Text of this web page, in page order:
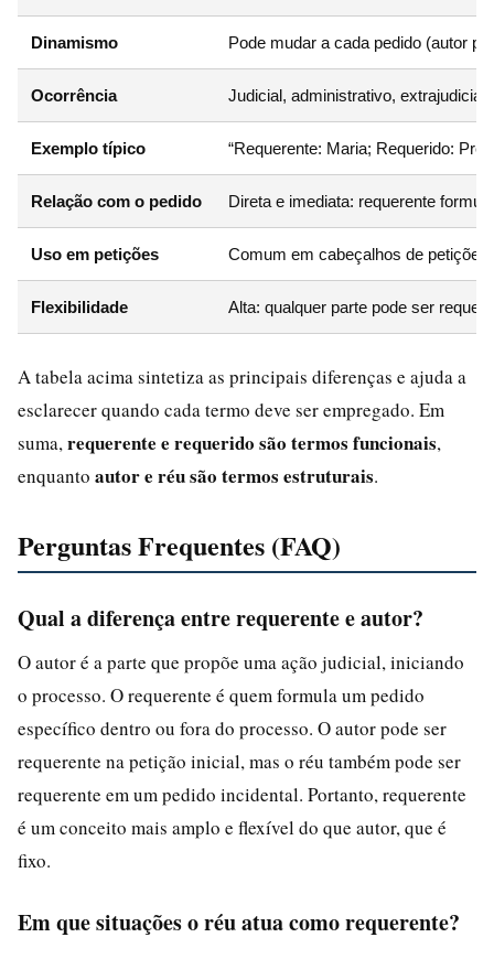
Dinamismo Pode mudar a cada pedido (autor
Ocorrência Judicial, administrativo, extrajudicial
Exemplo típico “Requerente: Maria; Requerido:
Relação com o pedido Direta e imediata: requerente
Uso em petições Comum em cabeçalhos de petições
Flexibilidade Alta: qualquer parte pode ser
A tabela acima sintetiza as principais diferenças e ajuda a
esclarecer quando cada termo deve ser empregado. Em
suma, requerente e requerido são termos funcionais,
enquanto autor e réu são termos estruturais.
Perguntas Frequentes (FAQ)
Qual a diferença entre requerente e autor?
O autor é a parte que propõe uma ação judicial, iniciando
o processo. O requerente é quem formula um pedido
específico dentro ou fora do processo. O autor pode ser
requerente na petição inicial, mas o réu também pode ser
requerente em um pedido incidental. Portanto, requerente
é um conceito mais amplo e flexível do que autor, que é
fixo.
Em que situações o réu atua como requerente?